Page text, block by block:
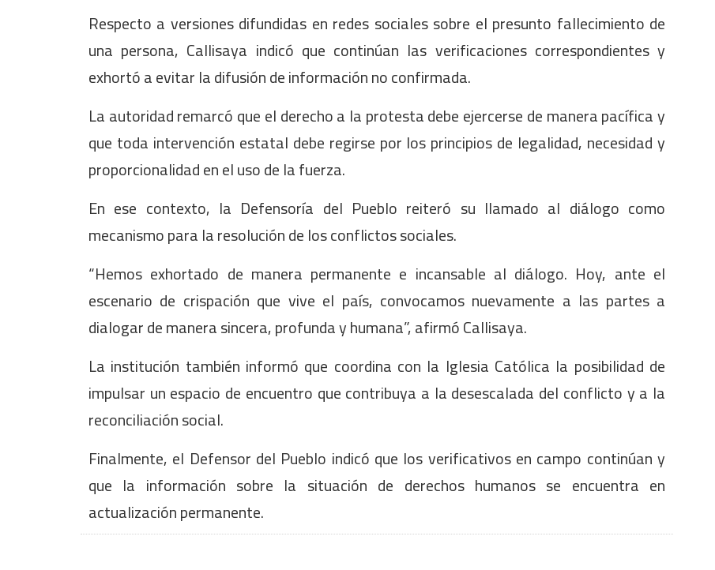
Respecto a versiones difundidas en redes sociales sobre el presunto fallecimiento de
una persona, Callisaya indicó que continúan las verificaciones correspondientes y
exhortó a evitar la difusión de información no confirmada.
La autoridad remarcó que el derecho a la protesta debe ejercerse de manera pacífica y
que toda intervención estatal debe regirse por los principios de legalidad, necesidad y
proporcionalidad en el uso de la fuerza.
En ese contexto, la Defensoría del Pueblo reiteró su llamado al diálogo como
mecanismo para la resolución de los conflictos sociales.
“Hemos exhortado de manera permanente e incansable al diálogo. Hoy, ante el
escenario de crispación que vive el país, convocamos nuevamente a las partes a
dialogar de manera sincera, profunda y humana”, afirmó Callisaya.
La institución también informó que coordina con la Iglesia Católica la posibilidad de
impulsar un espacio de encuentro que contribuya a la desescalada del conflicto y a la
reconciliación social.
Finalmente, el Defensor del Pueblo indicó que los verificativos en campo continúan y
que la información sobre la situación de derechos humanos se encuentra en
actualización permanente.